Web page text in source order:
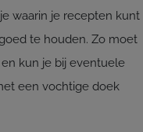
waarin je recepten kunt
te houden. Zo moet
kun je bij eventuele
een vochtige doek